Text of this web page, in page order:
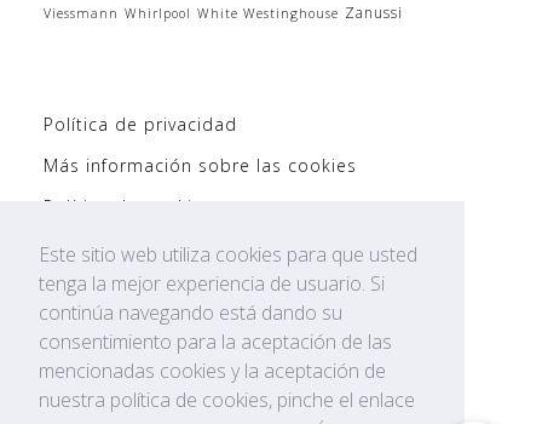
Viessmann Whirlpool White Westinghouse Zanussi
Política de privacidad
Más información sobre las cookies
Política de cookies
Politíca de Privacidad AVISO LEGAL
Mapa del Sitio WEB
Este sitio web utiliza cookies para que usted
tenga la mejor experiencia de usuario. Si
continúa navegando está dando su
consentimiento para la aceptación de las
mencionadas cookies y la aceptación de
nuestra política de cookies, pinche el enlace